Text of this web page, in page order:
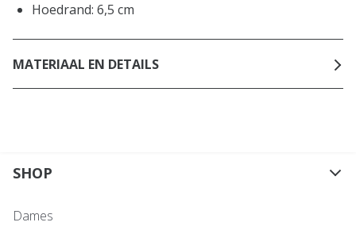
Hoedrand: 6,5 cm
MATERIAAL EN DETAILS
SHOP
Dames